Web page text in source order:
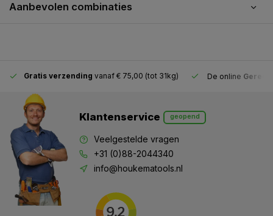
Aanbevolen combinaties
Gratis verzending vanaf € 75,00 (tot 31kg) De online
Klantenservice geopend
Veelgestelde vragen
+31 (0)88-2044340
info@houkematools.nl